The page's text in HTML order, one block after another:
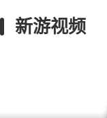
新游视频